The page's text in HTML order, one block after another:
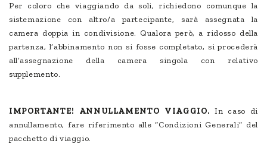
Per coloro che viaggiando da soli, richiedono comunque la
sistemazione con altro/a partecipante, sarà assegnata la
camera doppia in condivisione. Qualora però, a ridosso della
partenza, l’abbinamento non si fosse completato, si procederà
all’assegnazione della camera singola con relativo
supplemento.
IMPORTANTE! ANNULLAMENTO VIAGGIO. In caso di
annullamento, fare riferimento alle “Condizioni Generali” del
pacchetto di viaggio.